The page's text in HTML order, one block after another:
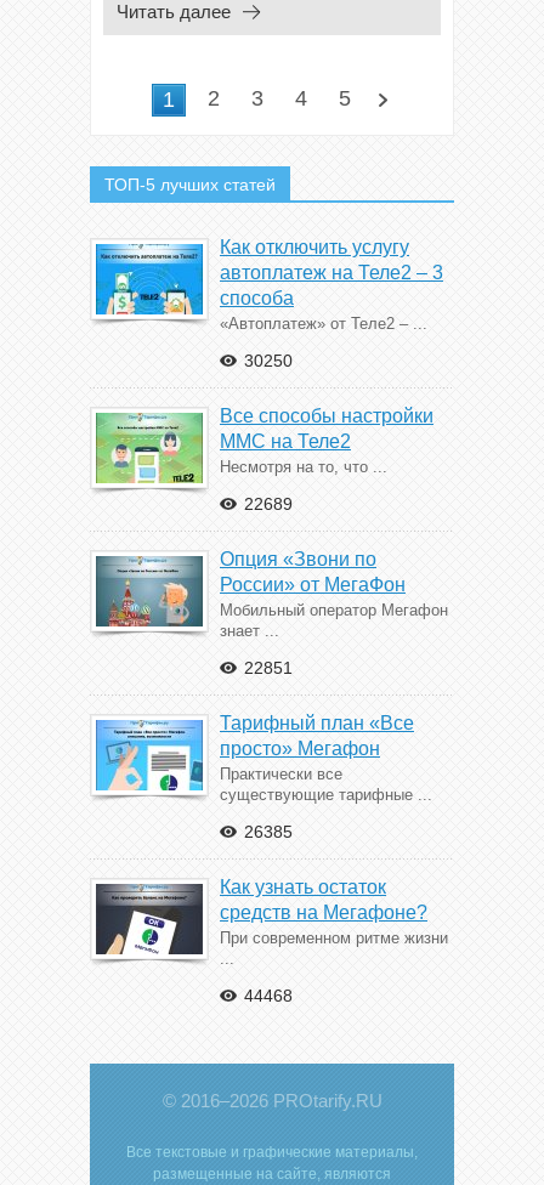
Читать далее
1 2 3 4 5
ТОП-5 лучших статей
Как отключить услугу
автоплатеж на Теле2 – 3
способа
«Автоплатеж» от Теле2 – ...
30250
Все способы настройки
ММС на Теле2
Несмотря на то, что ...
22689
Опция «Звони по
России» от МегаФон
Мобильный оператор Мегафон
знает ...
22851
Тарифный план «Все
просто» Мегафон
Практически все
существующие тарифные ...
26385
Как узнать остаток
средств на Мегафоне?
При современном ритме жизни
...
44468
© 2016–2026 PROtarify.RU
Все текстовые и графические материалы,
размещенные на сайте, являются